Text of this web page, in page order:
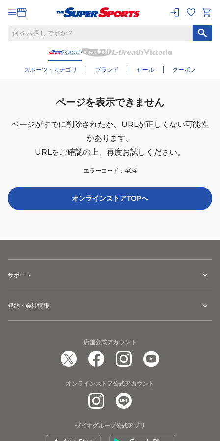
スポーツ・カテゴリ ブランド セール クーポン
ページを表示できません
ページがすでに削除されたか、 URLが正しくない可能性
があります。
URLをご確認の上、再度お試しください。
エラーコード： 404
オンラインストアTOPへ
サポート
規約・会社情報
店舗公式アカウント
オンラインストア公式アカウント
ゼビオグループ公式アプリ